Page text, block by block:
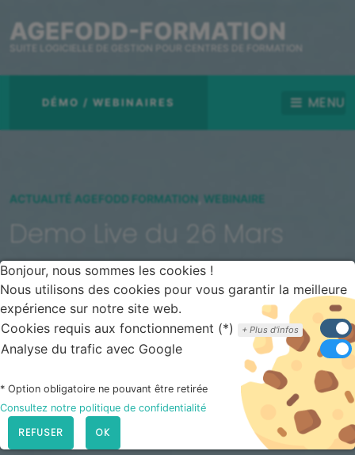
AGEFODD-FORMATION
SUITE LOGICIELLE DE GESTION POUR CENTRES DE FORMATION
DÉMO / WEBINAIRES MENU
ACTUALITÉ AGEFODD FORMATION WEBINAIRE
Demo Live du 26 Mars
2024
Notre demo live est maintenant terminée, mais vous
pouvez vous inscrire dès maintenant à notre prochaine
démonstration.
Bonjour, nous sommes les cookies !
Nous utilisons des cookies pour vous garantir la meilleure
expérience sur notre site web.
Cookies requis aux fonctionnement (*)
Plus d'infos
Analyse du trafic avec Google
* Option obligatoire ne pouvant être retirée
Consultez notre politique de confidentialité
REFUSER OK